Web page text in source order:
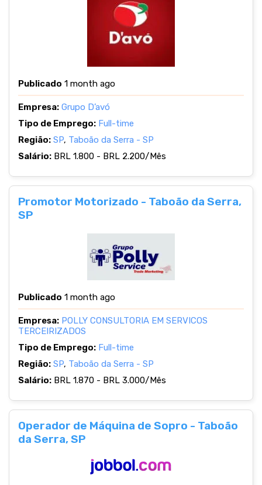
Publicado 1 month ago
Empresa: Grupo D’avó
Tipo de Emprego: Full-time
Região: SP, Taboão da Serra - SP
Salário: BRL 1.800 - BRL 2.200/Mês
Promotor Motorizado - Taboão da Serra,
SP
Publicado 1 month ago
Empresa: POLLY CONSULTORIA EM SERVICOS
TERCEIRIZADOS
Tipo de Emprego: Full-time
Região: SP, Taboão da Serra - SP
Salário: BRL 1.870 - BRL 3.000/Mês
Operador de Máquina de Sopro - Taboão
da Serra, SP